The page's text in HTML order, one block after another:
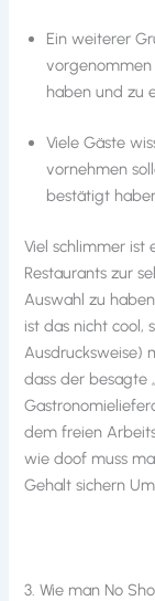
Ein weiterer
haben und zu
Viele Gäste
vornehmen
bestätigt
Viel schlimmer ist
Restaurants zur
Auswahl zu
ist das nicht cool,
Ausdrucksweise)
dass der besagte
dem freien
wie doof muss
Gehalt sichern
3. Wie man No